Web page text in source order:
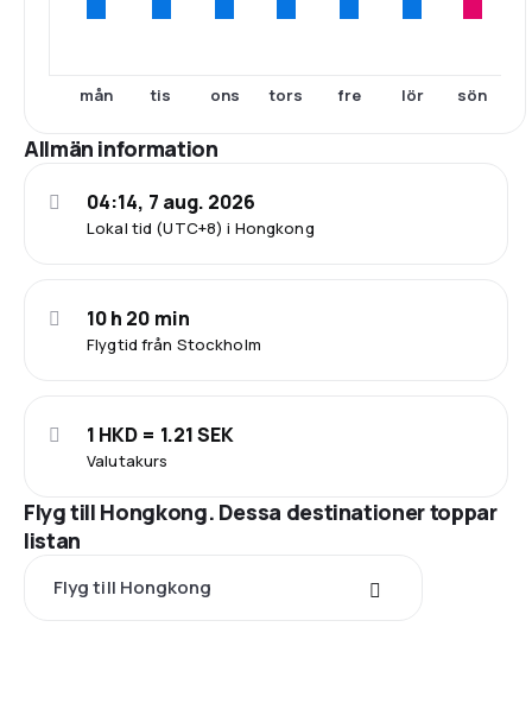
mån tis ons tors fre lör sön
Allmän information
Lokal tid (UTC+8) i Hongkong
04:14, 7 aug. 2026
Flygtid från Stockholm
10 h 20 min
Valutakurs
1 HKD = 1.21 SEK
Flyg till Hongkong. Dessa destinationer toppar
listan
Flyg till Hongkong